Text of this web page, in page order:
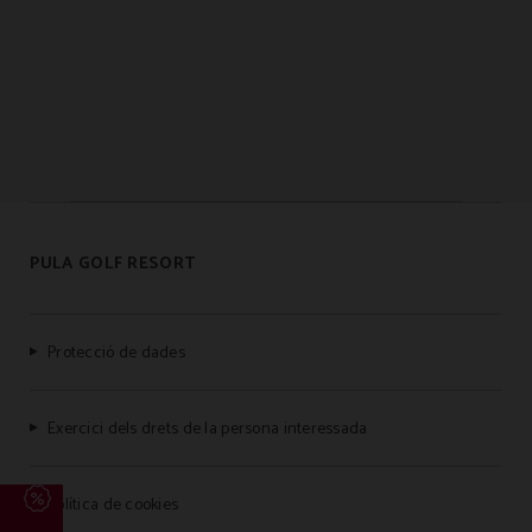
PULA GOLF RESORT
Protecció de dades
Exercici dels drets de la persona interessada
Política de cookies